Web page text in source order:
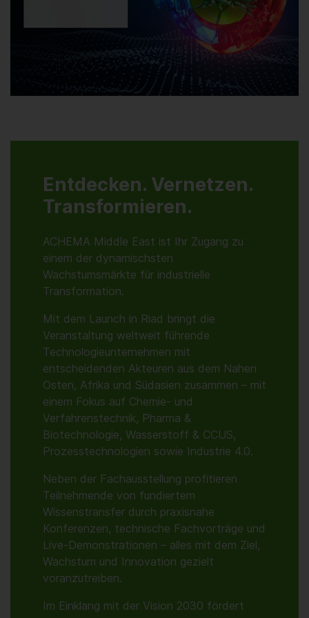
Entdecken. Vernetzen.
Transformieren.
ACHEMA Middle East ist Ihr Zugang zu
einem der dynamischsten
Wachstumsmärkte für industrielle
Transformation.
Mit dem Launch in Riad bringt die
Veranstaltung weltweit führende
Technologieunternehmen mit
entscheidenden Akteuren aus dem Nahen
Osten, Afrika und Südasien zusammen – mit
einem Fokus auf Chemie- und
Verfahrenstechnik, Pharma &
Biotechnologie, Wasserstoff & CCUS,
Prozesstechnologien sowie Industrie 4.0.
Neben der Fachausstellung profitieren
Teilnehmende von fundiertem
Wissenstransfer durch praxisnahe
Konferenzen, technische Fachvorträge und
Live-Demonstrationen – alles mit dem Ziel,
Wachstum und Innovation gezielt
voranzutreiben.
Im Einklang mit der Vision 2030 fördert